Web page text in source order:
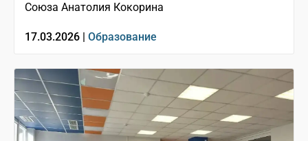
Союза Анатолия Кокорина
17.03.2026 | Образование